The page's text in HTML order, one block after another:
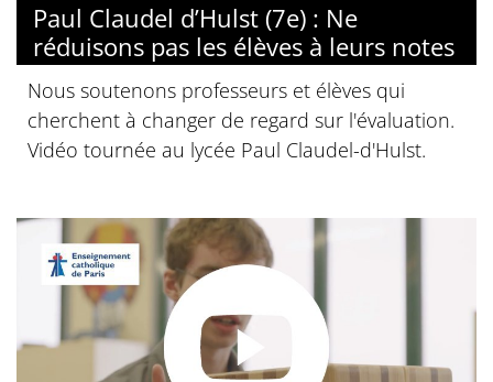
Paul Claudel d’Hulst (7e) : Ne
réduisons pas les élèves à leurs notes
Nous soutenons professeurs et élèves qui
cherchent à changer de regard sur l'évaluation.
Vidéo tournée au lycée Paul Claudel-d'Hulst.